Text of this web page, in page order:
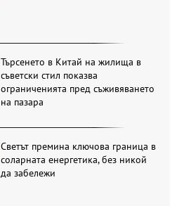
Търсенето в Китай на жилища в
съветски стил показва
ограниченията пред съживяването
на пазара
Светът премина ключова граница в
соларната енергетика, без никой
да забележи